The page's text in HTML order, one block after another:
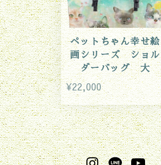
ペットちゃん幸せ絵
画シリーズ ショル
ダーバッグ 大
¥22,000